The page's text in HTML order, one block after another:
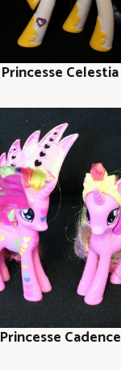
Princesse Celestia
Princesse Cadence